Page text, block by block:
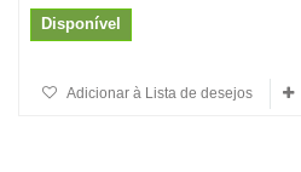
Disponível
Adicionar à Lista de desejos